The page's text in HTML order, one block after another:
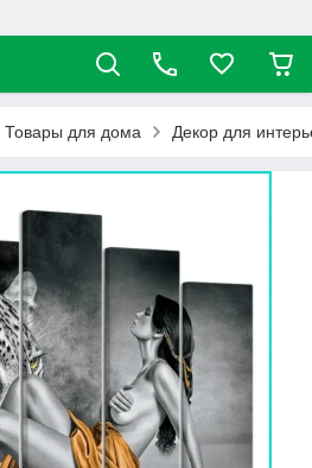
Товары для дома Декор для